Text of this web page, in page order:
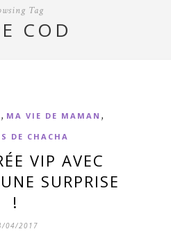
Tag
COD
, MA VIE DE MAMAN ,
DE CHACHA
VIP AVEC
SURPRISE
!
04/2017